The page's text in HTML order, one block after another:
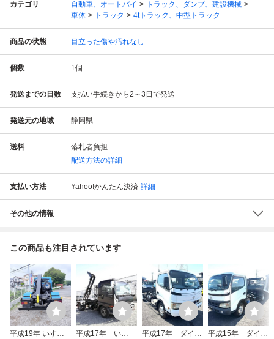
カテゴリ 自動車、オートバイ
トラック、ダンプ、建設機械
車体
トラック 4tトラック、中型トラック
商品の状態 目立った傷や汚れなし
個数 1個
発送までの日数 支払い手続きから2～3日で発送
発送元の地域 静岡県
送料
落札者負担
配送方法の詳細
支払い方法 Yahoo!かんたん決済 詳細
その他の情報
この商品も注目されています
平成19年 いすゞ
平成17年 い
平成17年 ダイ
平成15年 ダイ